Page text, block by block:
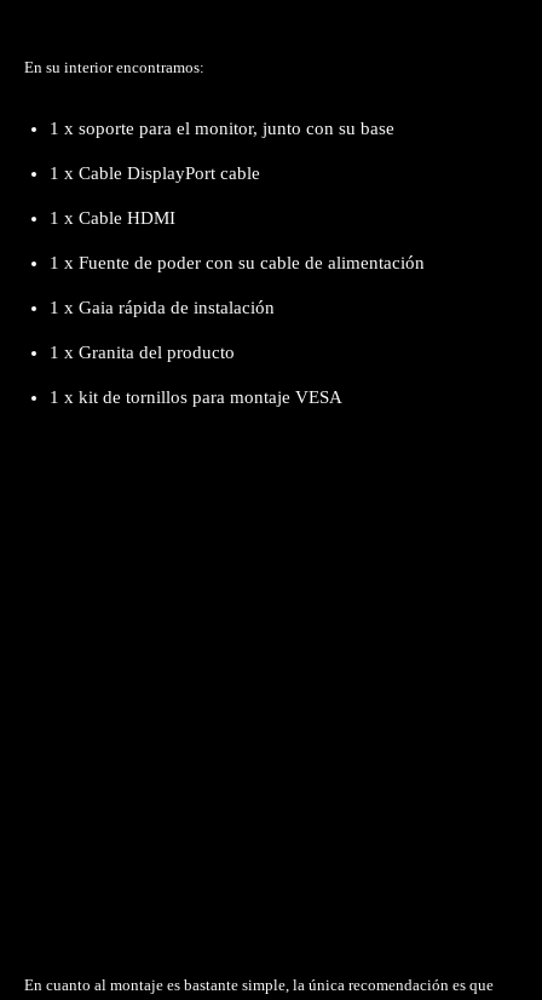
En su interior encontramos:
1 x soporte para el monitor, junto con su base
1 x Cable DisplayPort cable
1 x Cable HDMI
1 x Fuente de poder con su cable de alimentación
1 x Gaia rápida de instalación
1 x Granita del producto
1 x kit de tornillos para montaje VESA
En cuanto al montaje es bastante simple, la única recomendación es que